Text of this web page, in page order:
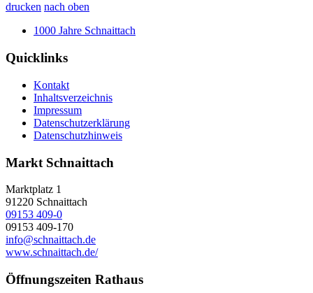
drucken nach oben
1000 Jahre Schnaittach
Quicklinks
Kontakt
Inhaltsverzeichnis
Impressum
Datenschutzerklärung
Datenschutzhinweis
Markt Schnaittach
Marktplatz 1
91220 Schnaittach
09153 409-0
09153 409-170
info@schnaittach.de
www.schnaittach.de/
Öffnungszeiten Rathaus